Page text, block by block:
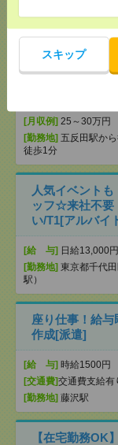
スキップ
1900円＊＼4名
ルバンクでカ
時給1900円
[月収例] 25～30万円
[勤務地] 五反田駅か
徒歩1分
人気イベント
ッフ☆来社不要
い/T1[アルバイ
[給 与] 日給13,000
[勤務地] 東京都千代
駅）
座り仕事！給
作成[派遣]
[給 与] 時給1500円
[交通費]交通費支給有
[勤務地] 藤沢駅
【在宅勤務OK